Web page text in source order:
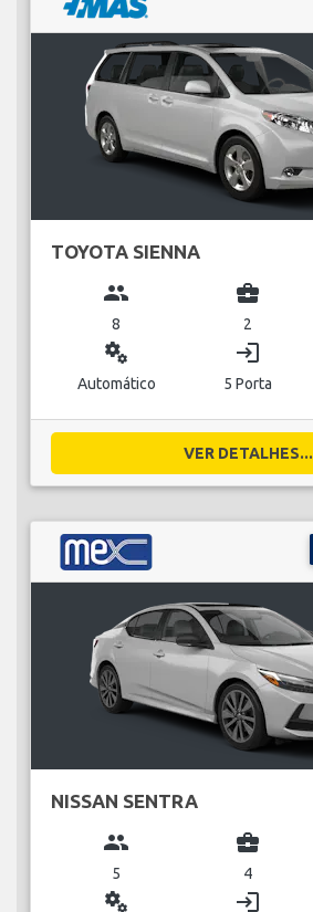
TOYOTA SIENNA
group
8
business_center
2
miscellaneous_services
Automático
login
5 Porta
VER DETALHES...
NISSAN SENTRA
group
5
business_center
4
miscellaneous_services login